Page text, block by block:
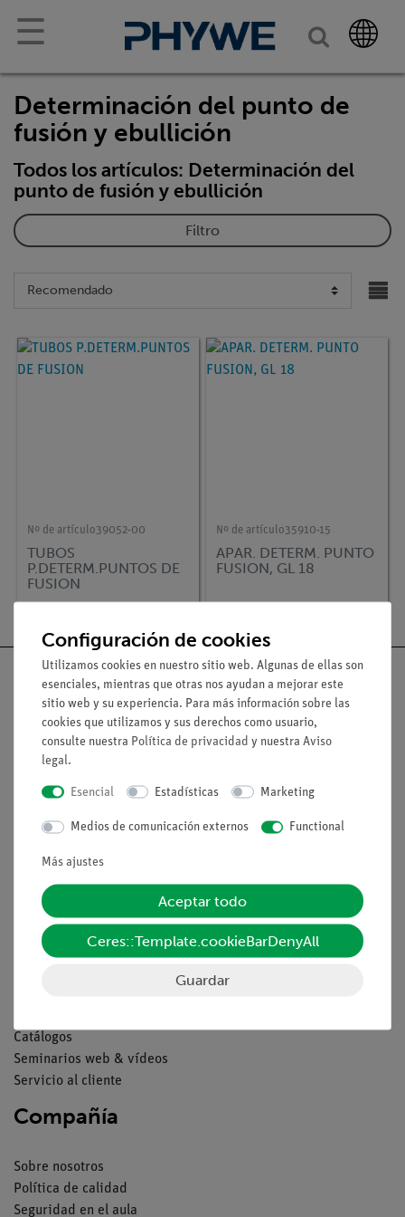
☰
Determinación del punto de
fusión y ebullición
Todos los artículos: Determinación del
punto de fusión y ebullición
Filtro
Nº de artículo39052-00
TUBOS
P.DETERM.PUNTOS DE
FUSION
Nº de artículo35910-15
APAR. DETERM. PUNTO
FUSION, GL 18
Aviso lega
Condiciones comerciales generales
Declaración de privacidad
Pie de imprenta
Servicio
Catálogos
Seminarios web & vídeos
Servicio al cliente
Compañía
Sobre nosotros
Política de calidad
Seguridad en el aula
Configuración de cookies
Utilizamos cookies en nuestro sitio web. Algunas de ellas son
esenciales, mientras que otras nos ayudan a mejorar este
sitio web y su experiencia. Para más información sobre las
cookies que utilizamos y sus derechos como usuario,
consulte nuestra Política de privacidad y nuestra Aviso
legal.
Esencial Estadísticas Marketing
Medios de comunicación externos Functional
Más ajustes
Aceptar todo
Ceres::Template.cookieBarDenyAll
Guardar